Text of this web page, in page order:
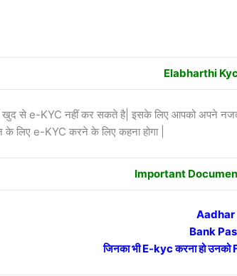
Elabharthi
खुद से e-KYC नहीं कर सकते है| इसके लिए आपको अपने
लिए e-KYC करने के लिए कहना होगा |
Important
Aadhar
Bank
जिनका भी E-kyc करना हो